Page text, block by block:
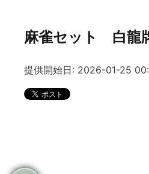
麻雀セット 白龍
提供開始日: 2026-01-25